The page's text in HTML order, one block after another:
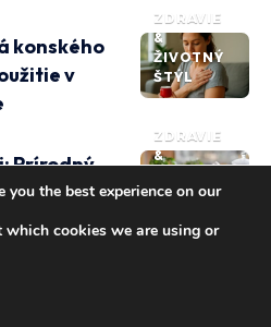
ZDRAVIE
&
ŽIVOTNÝ
ŠTÝL
konského
v
ZDRAVIE
&
ŠTÝL
Prírodný
nápoj
the best experience on our
cookies we are using or